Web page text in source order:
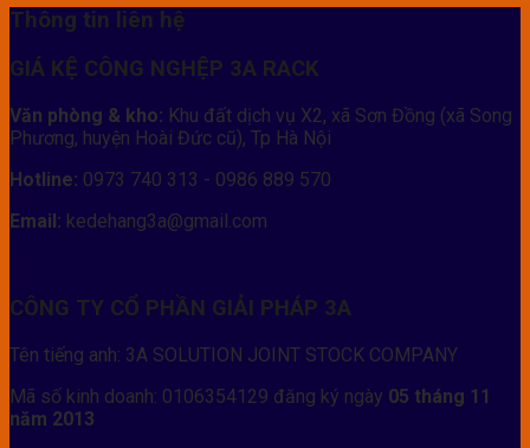
Thông tin liên hệ
GIÁ KỆ CÔNG NGHỆP 3A RACK
Văn phòng & kho: Khu đất dịch vụ X2, xã Sơn Đồng (xã Song
Phương, huyện Hoài Đức cũ), Tp Hà Nội
Hotline: 0973 740 313 - 0986 889 570
Email: kedehang3a@gmail.com
CÔNG TY CỔ PHẦN GIẢI PHÁP 3A
Tên tiếng anh: 3A SOLUTION JOINT STOCK COMPANY
Mã số kinh doanh: 0106354129 đăng ký ngày 05 tháng 11
năm 2013